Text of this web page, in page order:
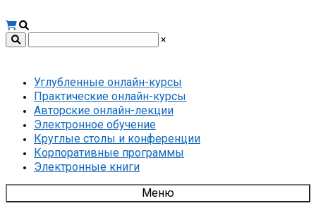
×
Углубленные онлайн-курсы
Практические онлайн-курсы
Авторские онлайн-лекции
Электронное обучение
Круглые столы и конференции
Корпоративные программы
Электронные книги
Меню